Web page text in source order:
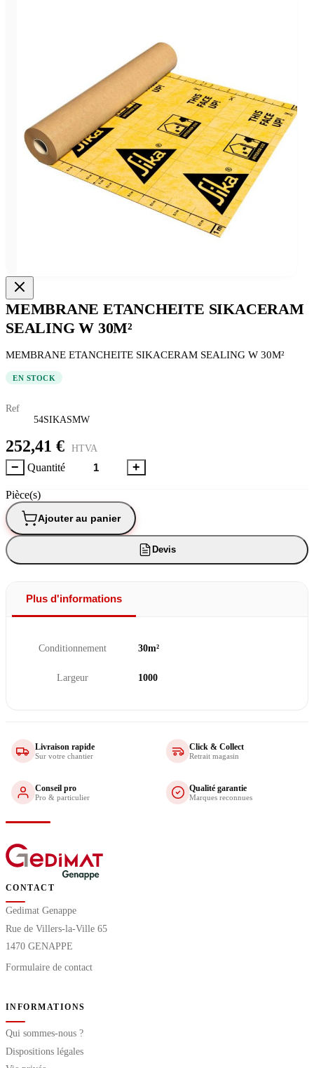
MEMBRANE ETANCHEITE SIKACERAM
SEALING W 30M²
MEMBRANE ETANCHEITE SIKACERAM SEALING W 30M²
EN STOCK
Ref
54SIKASMW
252,41 € HTVA
− Quantité +
Pièce(s)
Ajouter au panier
Devis
Plus d'informations
Conditionnement 30m²
Largeur 1000
Livraison rapide
Sur votre chantier
Click & Collect
Retrait magasin
Conseil pro
Pro & particulier
Qualité garantie
Marques reconnues
CONTACT
Gedimat Genappe
Rue de Villers-la-Ville 65
1470 GENAPPE
Formulaire de contact
INFORMATIONS
Qui sommes-nous ?
Dispositions légales